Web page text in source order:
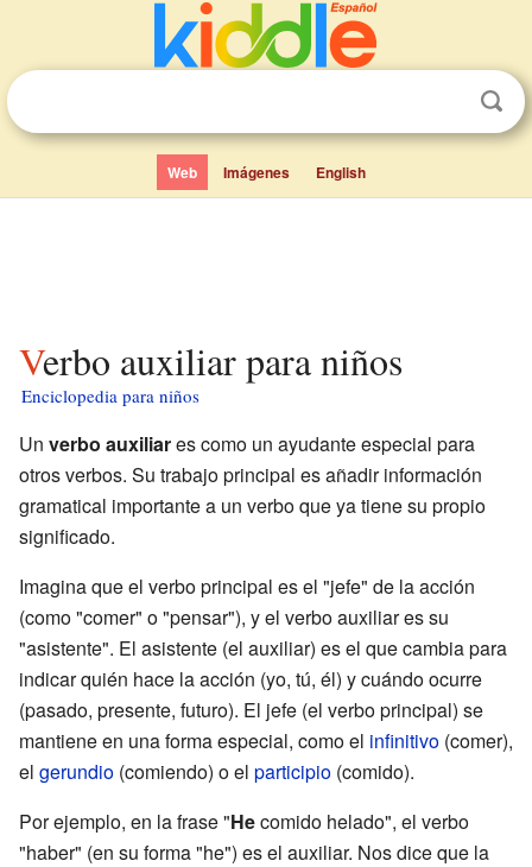
Web Imágenes English
Verbo auxiliar para niños
Enciclopedia para niños
Un verbo auxiliares como un ayudante especial para
otros verbos. Su trabajo principal es añadir información
gramatical importante a un verbo que ya tiene su propio
significado.
Imagina que el verbo principal es el "jefe" de la acción
(como "comer" o "pensar"), y el verbo auxiliar es su
"asistente". El asistente (el auxiliar) es el que cambia para
indicar quién hace la acción (yo, tú, él) y cuándo ocurre
(pasado, presente, futuro). El jefe (el verbo principal) se
mantiene en una forma especial, como el infinitivo (comer),
el gerundio (comiendo) o el participio (comido).
Por ejemplo, en la frase "Hecomido helado", el verbo
"haber" (en su forma "he") es el auxiliar. Nos dice que la